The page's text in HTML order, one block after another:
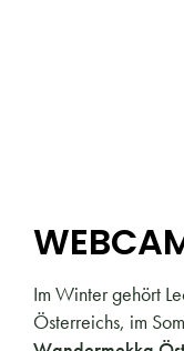
Im Winter gehört
Österreichs, im